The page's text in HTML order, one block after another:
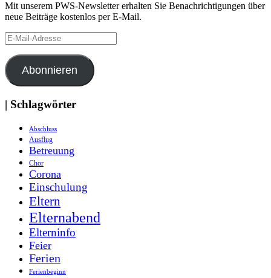
Mit unserem PWS-Newsletter erhalten Sie Benachrichtigungen über
neue Beiträge kostenlos per E-Mail.
E-
Mail-
Adresse
Abonnieren
| Schlagwörter
Abschluss
Ausflug
Betreuung
Chor
Corona
Einschulung
Eltern
Elternabend
Elterninfo
Feier
Ferien
Ferienbeginn